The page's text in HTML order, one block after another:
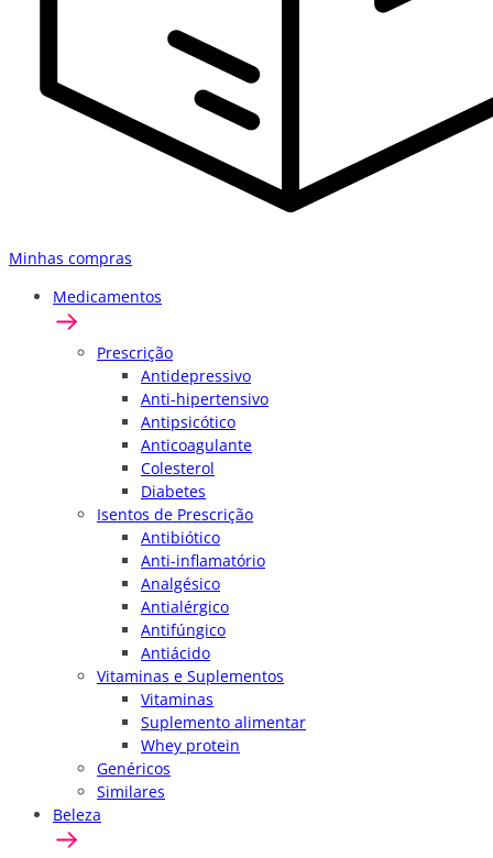
Minhas compras
Medicamentos
Prescrição
Antidepressivo
Anti-hipertensivo
Antipsicótico
Anticoagulante
Colesterol
Diabetes
Isentos de Prescrição
Antibiótico
Anti-inflamatório
Analgésico
Antialérgico
Antifúngico
Antiácido
Vitaminas e Suplementos
Vitaminas
Suplemento alimentar
Whey protein
Genéricos
Similares
Beleza